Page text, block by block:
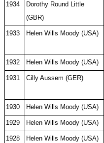
1934
Dorothy Round Little
(GBR)
1933 Helen Wills Moody (USA)
1932 Helen Wills Moody (USA)
1931 Cilly Aussem (GER)
1930 Helen Wills Moody (USA)
1929 Helen Wills Moody (USA)
1928 Helen Wills Moody (USA)